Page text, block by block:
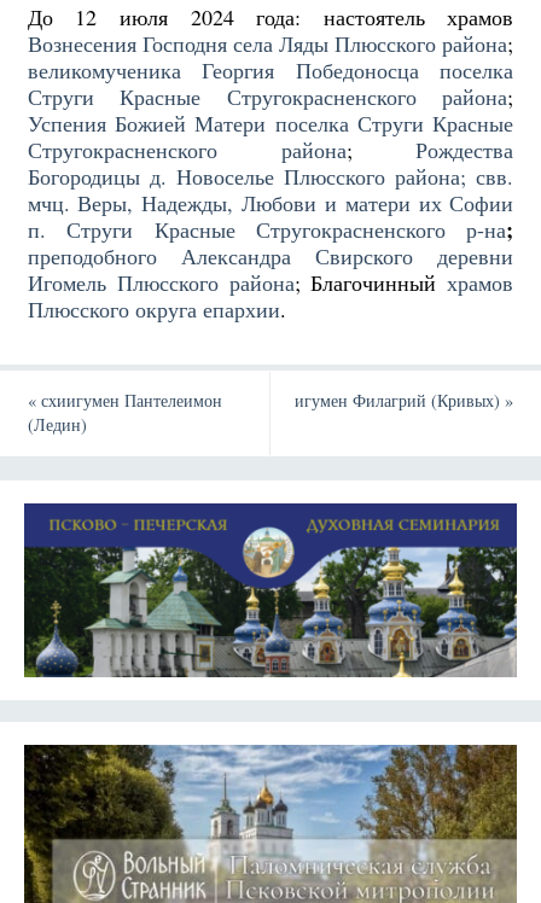
До 12 июля 2024 года: настоятель храмов
Вознесения Господня села Ляды Плюсского района;
великомученика Георгия Победоносца поселка
Струги Красные Стругокрасненского района;
Успения Божией Матери поселка Струги Красные
Стругокрасненского района;Рождества
Богородицы д. Новоселье Плюсского района; свв.
мчц. Веры, Надежды, Любови и матери их Софии
п. Струги Красные Стругокрасненского р-на;
преподобного Александра Свирского деревни
Игомель Плюсского района; Благочинныйхрамов
Плюсского округа епархии.
«схиигумен Пантелеимон
(Ледин)
игумен Филагрий (Кривых)»